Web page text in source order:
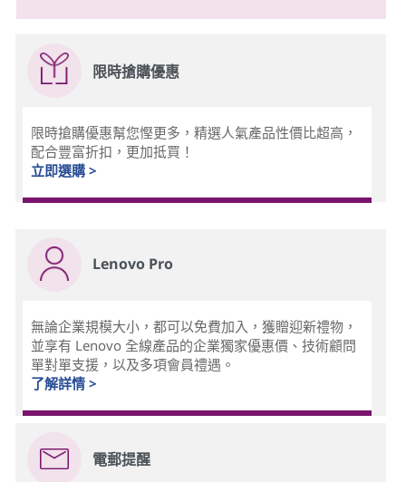
限時搶購優惠
限時搶購優惠幫您慳更多，精選人氣產品性價比超高，
配合豐富折扣，更加抵買！
立即選購 >
Lenovo Pro
無論企業規模大小，都可以免費加入，獲贈迎新禮物，
並享有 Lenovo 全線產品的企業獨家優惠價、技術顧問
單對單支援，以及多項會員禮遇。
了解詳情 >
電郵提醒